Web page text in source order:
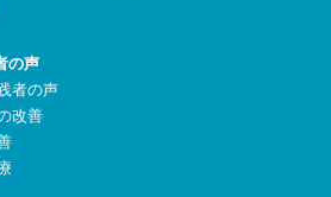
の声
者の声
改善